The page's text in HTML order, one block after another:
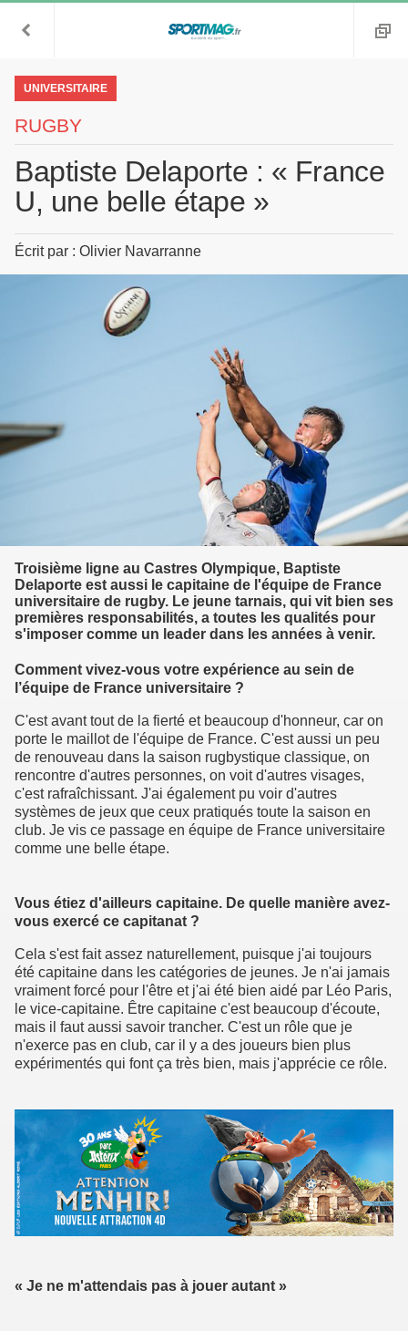
UNIVERSITAIRE
RUGBY
Baptiste Delaporte : « France
U, une belle étape »
Écrit par : Olivier Navarranne
Troisième ligne au Castres Olympique, Baptiste
Delaporte est aussi le capitaine de l'équipe de France
universitaire de rugby. Le jeune tarnais, qui vit bien ses
premières responsabilités, a toutes les qualités pour
s'imposer comme un leader dans les années à venir.
Comment vivez-vous votre expérience au sein de
l’équipe de France universitaire ?
C'est avant tout de la fierté et beaucoup d'honneur, car on
porte le maillot de l'équipe de France. C'est aussi un peu
de renouveau dans la saison rugbystique classique, on
rencontre d'autres personnes, on voit d'autres visages,
c'est rafraîchissant. J'ai également pu voir d'autres
systèmes de jeux que ceux pratiqués toute la saison en
club. Je vis ce passage en équipe de France universitaire
comme une belle étape.
Vous étiez d'ailleurs capitaine. De quelle manière avez-
vous exercé ce capitanat ?
Cela s'est fait assez naturellement, puisque j'ai toujours
été capitaine dans les catégories de jeunes. Je n'ai jamais
vraiment forcé pour l'être et j'ai été bien aidé par Léo Paris,
le vice-capitaine. Être capitaine c'est beaucoup d'écoute,
mais il faut aussi savoir trancher. C'est un rôle que je
n'exerce pas en club, car il y a des joueurs bien plus
expérimentés qui font ça très bien, mais j'apprécie ce rôle.
« Je ne m'attendais pas à jouer autant »